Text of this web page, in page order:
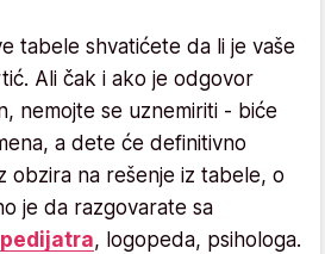
tabele shvatićete da li je vaše
Ali čak i ako je odgovor
nemojte se uznemiriti - biće
a dete će definitivno
obzira na rešenje iz tabele, o
je da razgovarate sa
pedijatra, logopeda, psihologa.